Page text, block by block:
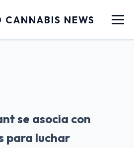
NEWS Menu
se asocia con
para luchar